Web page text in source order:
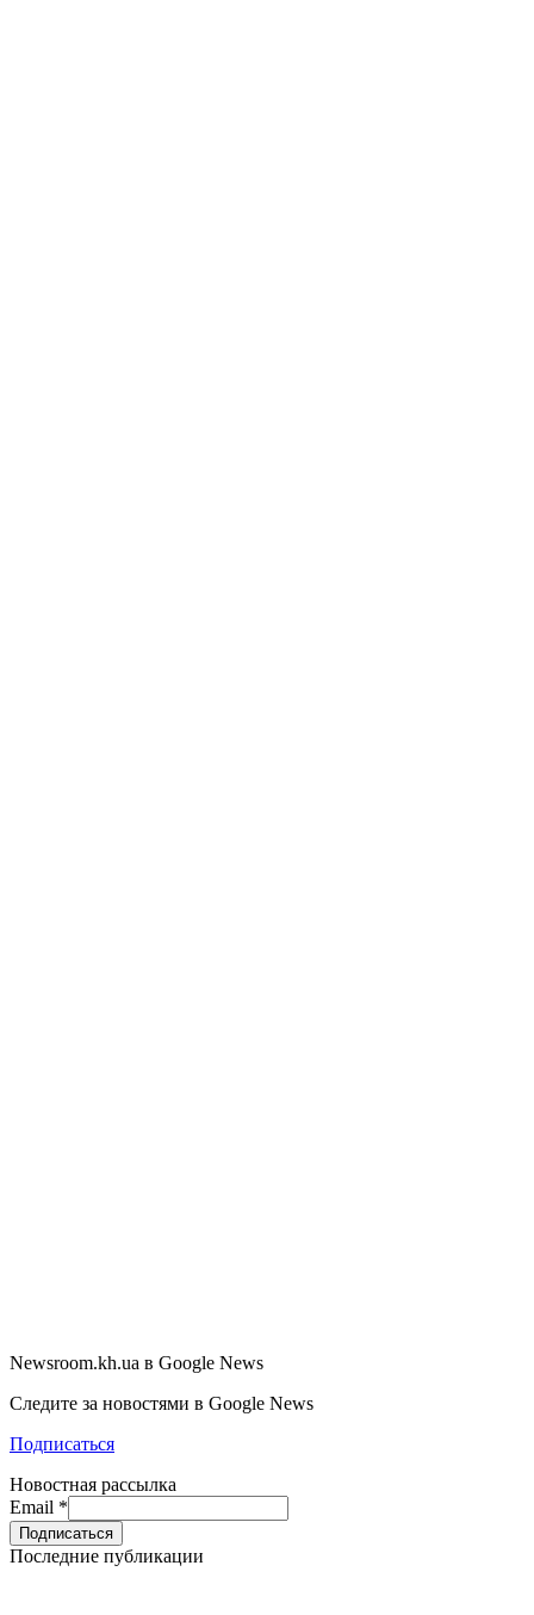
Newsroom.kh.ua в Google News
Следите за новостями в Google News
Подписаться
Новостная рассылка
Email *
Последние публикации